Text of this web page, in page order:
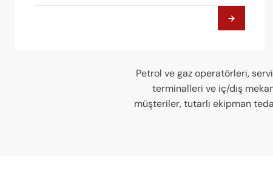
Petrol ve gaz operatörleri,
terminalleri ve iç/dış
müşteriler, tutarlı ekipman